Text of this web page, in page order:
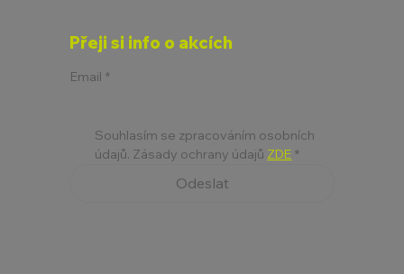
Přeji si info o akcích
Email *
Souhlasím se zpracováním osobních
údajů. Zásady ochrany údajů ZDE *
Odeslat